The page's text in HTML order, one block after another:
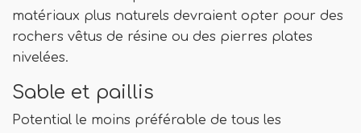
matériaux plus naturels devraient opter pour des
rochers vêtus de résine ou des pierres plates
nivelées.
Sable et paillis
Potential le moins préférable de tous les